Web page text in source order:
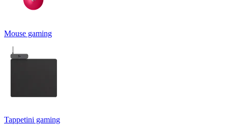
Mouse gaming
Tappetini gaming